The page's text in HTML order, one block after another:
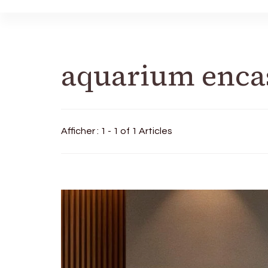
aquarium
Afficher : 1 - 1 of 1 Articles